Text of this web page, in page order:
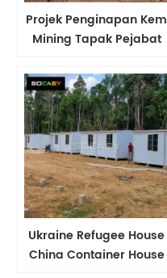
Projek Penginapan Kem
Mining Tapak Pejabat
Asrama
Ukraine Refugee House
China Container House